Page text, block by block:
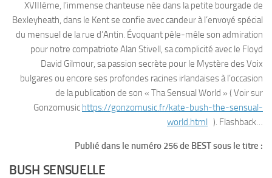
XVIIIéme, l’immense chanteuse née dans la petite bourgade de
Bexleyheath, dans le Kent se confie avec candeur à l’envoyé spécial
du mensuel de la rue d’Antin. Évoquant pêle-mêle son admiration
pour notre compatriote Alan Stivell, sa complicité avec le Floyd
David Gilmour, sa passion secrète pour le Mystère des Voix
bulgares ou encore ses profondes racines irlandaises à l’occasion
de la publication de son « Tha Sensual World » ( Voir sur
Gonzomusic https://gonzomusic.fr/kate-bush-the-sensual-
world.html ). Flashback…
Publié dans le numéro 256 de BEST sous le titre :
BUSH SENSUELLE